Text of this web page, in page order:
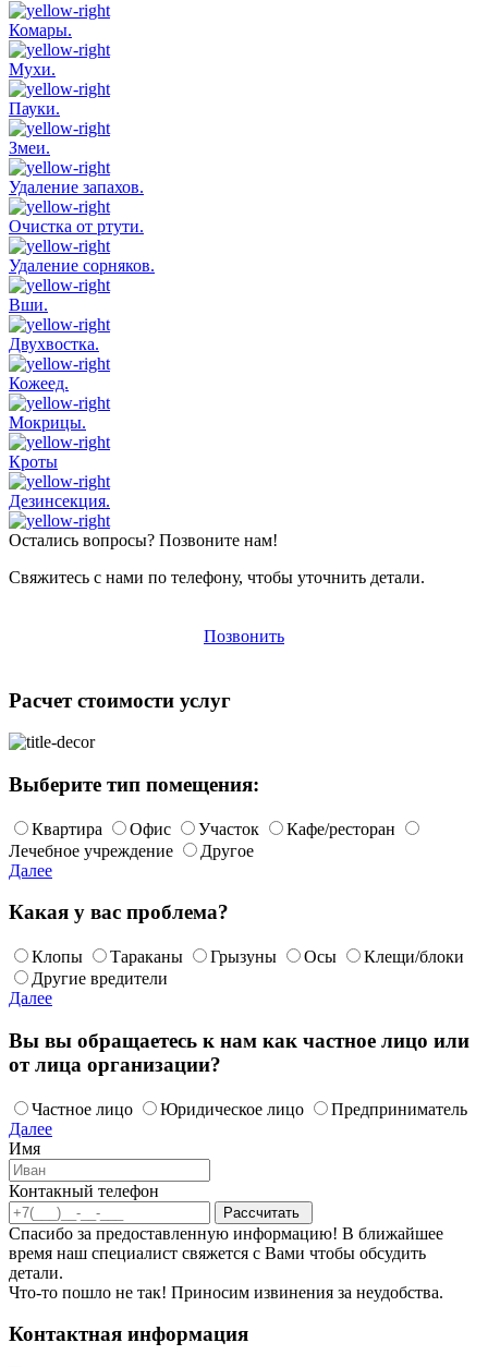
Комары.
Мухи.
Пауки.
Змеи.
Удаление запахов.
Очистка от ртути.
Удаление сорняков.
Вши.
Двухвостка.
Кожеед.
Мокрицы.
Кроты
Дезинсекция.
Остались вопросы? Позвоните нам!
Свяжитесь с нами по телефону, чтобы уточнить детали.
Позвонить
Расчет стоимости услуг
Выберите тип помещения:
Квартира Офис Участок
Кафе/ресторан
Лечебное учреждение
Другое
Далее
Какая у вас проблема?
Клопы Тараканы Грызуны Осы
Клещи/блоки
Другие вредители
Далее
Вы вы обращаетесь к нам как частное лицо или
от лица организации?
Частное лицо Юридическое лицо
Предприниматель
Далее
Имя
Контакный телефон
Спасибо за предоставленную информацию! В ближайшее
время наш специалист свяжется с Вами чтобы обсудить
детали.
Что-то пошло не так! Приносим извинения за неудобства.
Контактная информация